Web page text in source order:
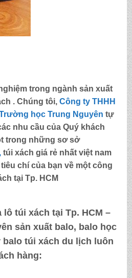
trong ngành sản xuất
. Chúng tôi, Công ty THHH
học Trung Nguyên tự
nhu cầu của Quý khách
trong những sơ sở
túi xách giá rẻ nhất việt nam
chí của bạn về một công
tại Tp. HCM
túi xách tại Tp. HCM –
sản xuất balo, balo học
balo túi xách du lịch luôn
hàng: